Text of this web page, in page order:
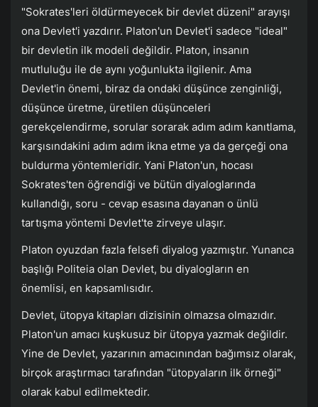
"Sokrates'leri öldürmeyecek bir devlet düzeni" arayışı
ona Devlet'i yazdırır. Platon'un Devlet'i sadece "ideal"
bir devletin ilk modeli değildir. Platon, insanın
mutluluğu ile de aynı yoğunlukta ilgilenir. Ama
Devlet'in önemi, biraz da ondaki düşünce zenginliği,
düşünce üretme, üretilen düşünceleri
gerekçelendirme, sorular sorarak adım adım kanıtlama,
karşısındakini adım adım ikna etme ya da gerçeği ona
buldurma yöntemleridir. Yani Platon'un, hocası
Sokrates'ten öğrendiği ve bütün diyaloglarında
kullandığı, soru - cevap esasına dayanan o ünlü
tartışma yöntemi Devlet'te zirveye ulaşır.
Platon oyuzdan fazla felsefi diyalog yazmıştır. Yunanca
başlığı Politeia olan Devlet, bu diyalogların en
önemlisi, en kapsamlısıdır.
Devlet, ütopya kitapları dizisinin olmazsa olmazıdır.
Platon'un amacı kuşkusuz bir ütopya yazmak değildir.
Yine de Devlet, yazarının amacınından bağımsız olarak,
birçok araştırmacı tarafından "ütopyaların ilk örneği"
olarak kabul edilmektedir.